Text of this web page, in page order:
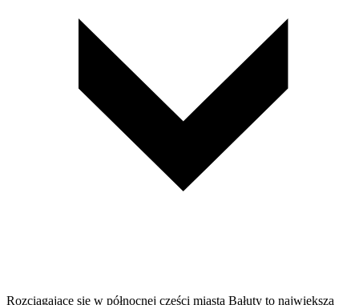
Rozciągające się w północnej części miasta Bałuty to największa